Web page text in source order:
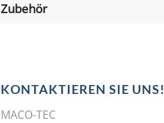
Zubehör
KONTAKTIEREN SIE UNS!
MACO-TEC